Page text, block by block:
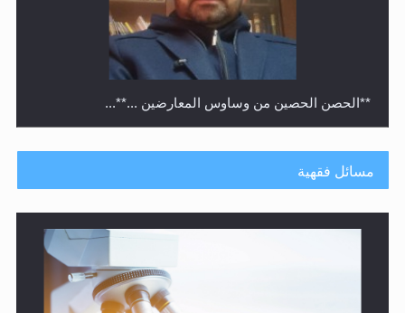
متطلَّبات التّحريك الجديد...
مسائل فقهية